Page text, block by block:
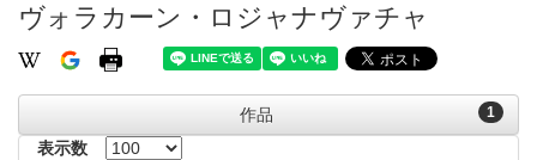
ヴォラカーン・ロジャナヴァチャ
1
作品
表示数